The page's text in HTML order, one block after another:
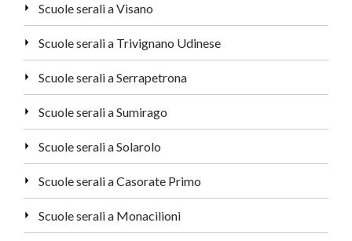
Scuole serali a Visano
Scuole serali a Trivignano Udinese
Scuole serali a Serrapetrona
Scuole serali a Sumirago
Scuole serali a Solarolo
Scuole serali a Casorate Primo
Scuole serali a Monacilioni